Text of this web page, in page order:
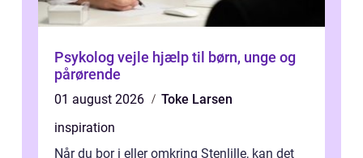
Psykolog vejle hjælp til børn, unge og
pårørende
01 august 2026
Toke Larsen
inspiration
Når du bor i eller omkring Stenlille, kan det